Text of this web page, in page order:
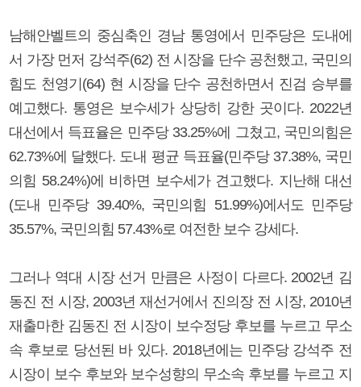
남해안벨트의 중심축인 경남 통영에서 민주당은 도내에
서 가장 먼저 강석주(62) 전 시장을 단수 공천했고, 국민의
힘도 천영기(64) 현 시장을 단수 공천하면서 진검 승부를
예고했다. 통영은 보수세가 상당히 강한 곳이다. 2022년
대선에서 득표율은 민주당 33.25%에 그쳤고, 국민의힘은
62.73%에 달했다. 도내 평균 득표율(민주당 37.38%, 국민
의힘 58.24%)에 비하면 보수세가 견고했다. 지난해 대선
(도내 민주당 39.40%, 국민의힘 51.99%)에서도 민주당
35.57%, 국민의힘 57.43%로 여전한 보수 강세다.
그러나 역대 시장 선거 만큼은 사정이 다르다. 2002년 김
동진 전 시장, 2003년 재선거에서 진의장 전 시장, 2010년
재출마한 김동진 전 시장이 보수정당 후보를 누르고 무소
속 후보로 당선된 바 있다. 2018년에는 민주당 강석주 전
시장이 보수 후보와 보수성향의 무소속 후보를 누르고 지